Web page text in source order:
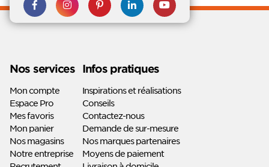
Rejoignez nous sur Facebook
Suivez-nous sur
Instagram
Suivez-nous sur
Pinterest
Suivez-
nous sur
Suivez-
nous sur
Nos services
Mon compte
Espace Pro
Mes favoris
Mon panier
Nos magasins
Notre entreprise
Infos pratiques
Inspirations et réalisations
Conseils
Contactez-nous
Demande de sur-mesure
Nos marques partenaires
Moyens de paiement